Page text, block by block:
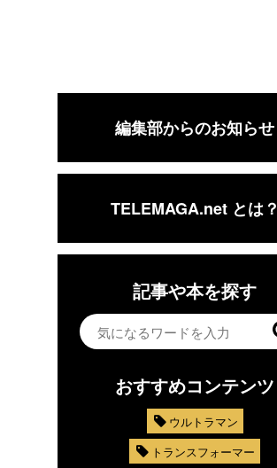
編集部からのお知らせ
TELEMAGA.net とは？
記事や本を探す
おすすめコンテンツ
ウルトラマン
トランスフォーマー